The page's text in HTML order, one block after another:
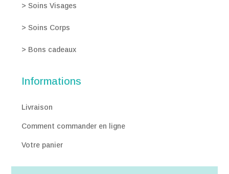
>Soins Visages
>Soins Corps
> Bons cadeaux
Informations
Livraison
Comment commander en ligne
Votre panier